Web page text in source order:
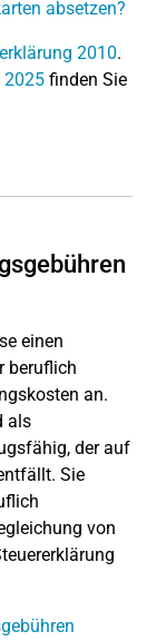
absetzen?
2010.
2025 finden Sie
einen
beruflich
an.
als
der auf
Sie
von